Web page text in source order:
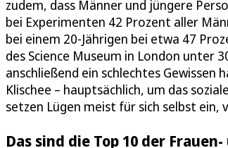
zudem, dass Männer und jüngere
bei Experimenten 42 Prozent aller
bei einem 20-Jährigen bei etwa 47
des Science Museum in London unter
anschließend ein schlechtes Gewissen
Klischee – hauptsächlich, um das
setzen Lügen meist für sich selbst ein,
Das sind die Top 10 der